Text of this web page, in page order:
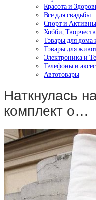
Красота и
Все для свадьбы
Спорт и
Хобби,
Товары для дома
Товары для
Электроника и
Телефоны и
Автотовары
Наткнулась
комплект о…